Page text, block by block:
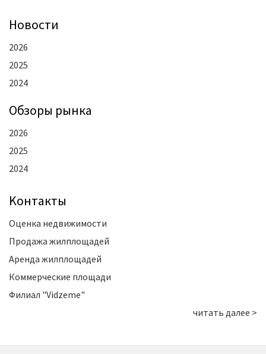
Новости
2026
2025
2024
Oбзоры рынка
2026
2025
2024
Kонтакты
Оценка недвижимости
Продажа жилплощадей
Аренда жилплощадей
Коммерческие площади
Филиал "Vidzeme"
читать далее >